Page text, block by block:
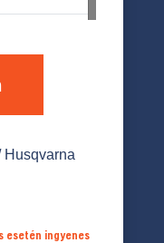
esetén ingyenes